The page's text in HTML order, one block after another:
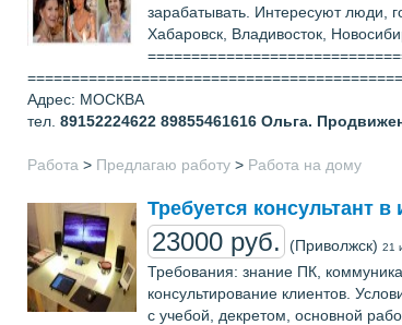
зарабатывать. Интересуют люди,
Хабаровск, Владивосток,
Адрес: МОСКВА
тел. 89152224622 89855461616 Ольга.
Работа > Предлагаю работу > Работа на дому
Требуется консультант в
23000 руб. (Приволжск) 21
Требования: знание ПК,
консультирование клиентов.
с учебой, декретом, основной